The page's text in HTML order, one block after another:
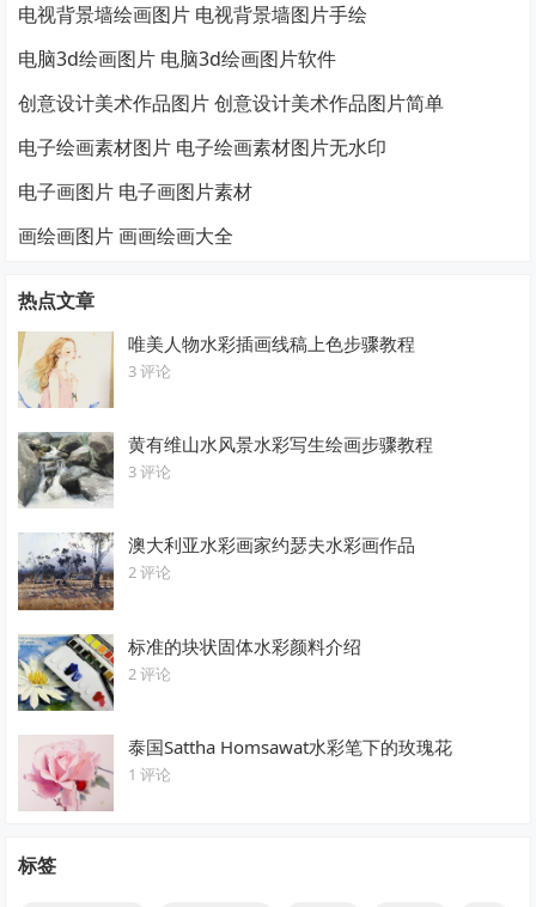
电视背景墙绘画图片 电视背景墙图片手绘
电脑3d绘画图片 电脑3d绘画图片软件
创意设计美术作品图片 创意设计美术作品图片简单
电子绘画素材图片 电子绘画素材图片无水印
电子画图片 电子画图片素材
画绘画图片 画画绘画大全
热点文章
唯美人物水彩插画线稿上色步骤教程
3 评论
黄有维山水风景水彩写生绘画步骤教程
3 评论
澳大利亚水彩画家约瑟夫水彩画作品
2 评论
标准的块状固体水彩颜料介绍
2 评论
泰国Sattha Homsawat水彩笔下的玫瑰花
1 评论
标签